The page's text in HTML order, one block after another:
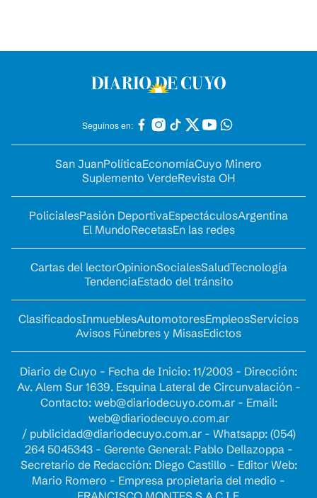
Seguinos en:
San JuanPolíticaEconomíaCuyo Minero
Suplemento VerdeRevista OH
PolicialesPasión DeportivaEspectáculosArgentina
El MundoRecetasEn las redes
Cartas del lectorOpinionSocialesSaludTecnología
TendenciaEstado del tránsito
ClasificadosInmueblesAutomotoresEmpleosServicios
Avisos Fúnebres y MisasEdictos
Diario de Cuyo - Fecha de Inicio: 11/2003 - Dirección:
Av. Alem Sur 1639. Esquina Lateral de Circunvalación -
Contacto: web@diariodecuyo.com.ar- Email:
web@diariodecuyo.com.ar
/ publicidad@diariodecuyo.com.ar- Whatsapp: (054)
264 5045343 - Gerente General: Pablo Dellazoppa -
Secretario de Redacción: Diego Castillo - Editor Web:
Mario Romero - Empresa propietaria del medio -